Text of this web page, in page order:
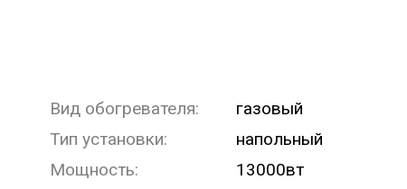
Вид обогревателя:
газовый
Тип установки:
напольный
Мощность:
13000вт